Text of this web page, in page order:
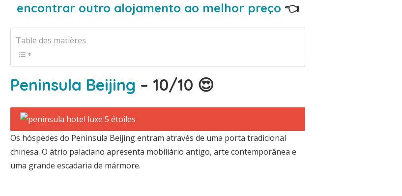
encontrar outro alojamento ao melhor preço 👈
Table des matières
Peninsula Beijing – 10/10 😍
Os hóspedes do Peninsula Beijing entram através de uma porta tradicional
chinesa. O átrio palaciano apresenta mobiliário antigo, arte contemporânea e
uma grande escadaria de mármore.